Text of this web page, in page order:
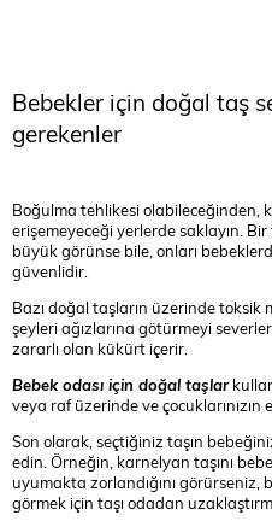
Bebekler için doğal taş
gerekenler
Boğulma tehlikesi olabileceğinden,
erişemeyeceği yerlerde saklayın.
büyük görünse bile, onları
güvenlidir.
Bazı doğal taşların üzerinde
şeyleri ağızlarına götürmeyi
zararlı olan kükürt içerir.
Bebek odası için doğal taşlar
veya raf üzerinde ve
Son olarak, seçtiğiniz taşın
edin. Örneğin, karnelyan taşını
uyumakta zorlandığını görürseniz,
görmek için taşı odadan